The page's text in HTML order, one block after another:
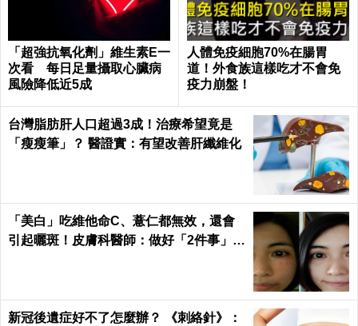
「超強抗氧化劑」維生素E一
次看 每日足量攝取心臟病
風險降低近5成
人體免疫細胞70%在腸胃
道！外食族這樣吃才不會免
疫力崩盤！
台灣脂肪肝人口超過3成！治療希望竟是
「瘦瘦筆」？ 醫證實：有望改善肝纖維化
「美白」吃維他命C、薏仁都無效，還會
引起曬斑！皮膚科醫師：做好「2件事」最
新冠後遺症好不了怎麼辦？ 《刺絡針》：